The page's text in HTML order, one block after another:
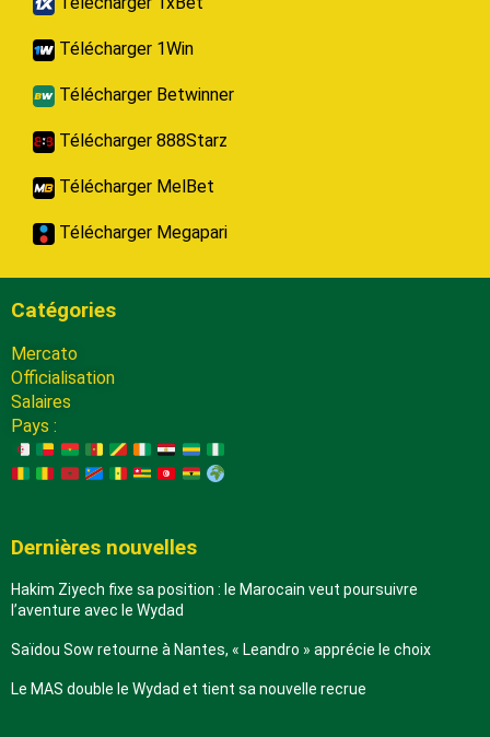
Télécharger 1Win
Télécharger Betwinner
Télécharger 888Starz
Télécharger MelBet
Télécharger Megapari
Catégories
Mercato
Officialisation
Salaires
Pays :
Dernières nouvelles
Hakim Ziyech fixe sa position : le Marocain veut poursuivre
l’aventure avec le Wydad
Saïdou Sow retourne à Nantes, « Leandro » apprécie le choix
Le MAS double le Wydad et tient sa nouvelle recrue